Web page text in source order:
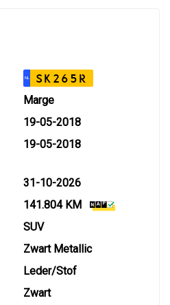
NL SK265R
Marge
19-05-2018
19-05-2018
31-10-2026
141.804 KM
SUV
Zwart Metallic
Leder/Stof
Zwart